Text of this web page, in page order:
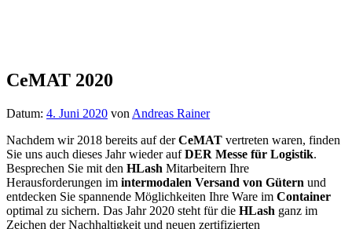
CeMAT 2020
Datum: 4. Juni 2020 von Andreas Rainer
Nachdem wir 2018 bereits auf derCeMAT vertreten waren, finden
Sie uns auch dieses Jahr wieder aufDER Messe für Logistik.
Besprechen Sie mit den HLash Mitarbeitern Ihre
Herausforderungen im intermodalen Versand von Gütern und
entdecken Sie spannende Möglichkeiten Ihre Ware im Container
optimal zu sichern. Das Jahr 2020 steht für die HLash ganz im
Zeichen der Nachhaltigkeit und neuen zertifizierten